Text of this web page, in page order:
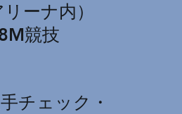
内）
競技
ェック・